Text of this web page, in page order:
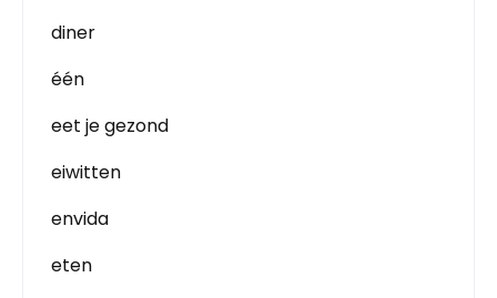
diner
één
eet je gezond
eiwitten
envida
eten